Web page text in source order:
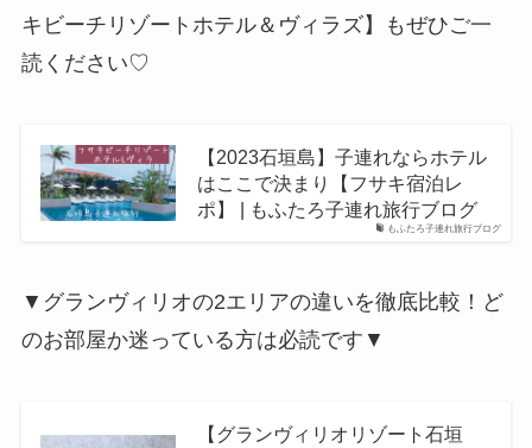
キビーチリゾートホテル＆ヴィラズ】もぜひご一
読ください♡
もふたろ子連れ旅行ブログ
【2023石垣島】子連れならホテル
はここで決まり【フサキ宿泊レ
ポ】 | もふたろ子連れ旅行ブログ
▼グランヴィリオの2エリアの違いを徹底比較！ど
のお部屋か迷っている方は必読です▼
【グランヴィリオリゾート石垣